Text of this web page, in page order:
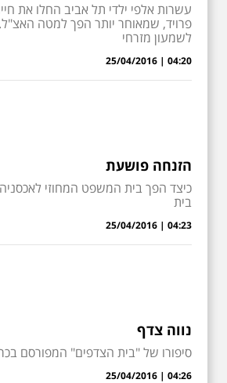
עשרות אלפי ילדי תל אביב החלו את
פרויד, שמאוחר יותר הפך למטה
לשמעון מזרחי
04:20 | 25/04/2016
הזנחה פושעת
כיצד הפך בית המשפט המחוזי
בית
04:23 | 25/04/2016
נווה צדף
סיפורו של "בית הצדפים" המפורסם
04:26 | 25/04/2016